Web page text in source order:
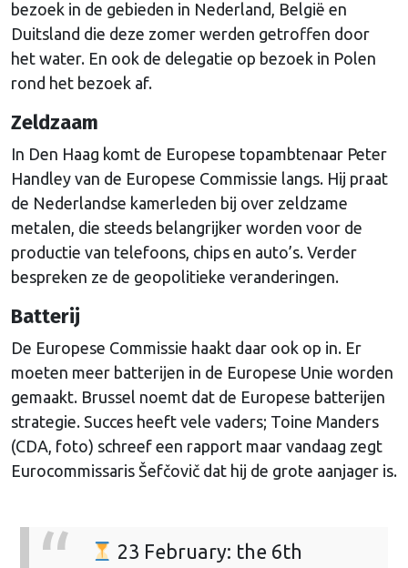
bezoek in de gebieden in Nederland, België en
Duitsland die deze zomer werden getroffen door
het water. En ook de delegatie op bezoek in Polen
rond het bezoek af.
Zeldzaam
In Den Haag komt de Europese topambtenaar Peter
Handley van de Europese Commissie langs. Hij praat
de Nederlandse kamerleden bij over zeldzame
metalen, die steeds belangrijker worden voor de
productie van telefoons, chips en auto’s. Verder
bespreken ze de geopolitieke veranderingen.
Batterij
De Europese Commissie haakt daar ook op in. Er
moeten meer batterijen in de Europese Unie worden
gemaakt. Brussel noemt dat de Europese batterijen
strategie. Succes heeft vele vaders; Toine Manders
(CDA, foto) schreef een rapport maar vandaag zegt
Eurocommissaris Šefčovič dat hij de grote aanjager is.
23 February: the 6th